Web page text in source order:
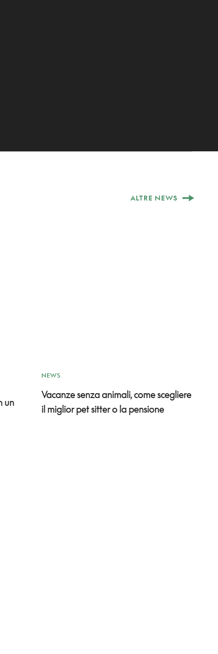
ALTRE NEWS
un
NEWS
Vacanze senza animali, come scegliere
il miglior pet sitter o la pensione